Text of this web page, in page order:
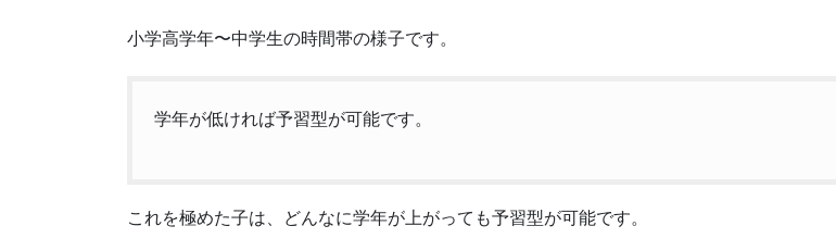
小学高学年〜中学生の時間帯の様子です。
学年が低ければ予習型が可能です。
これを極めた子は、どんなに学年が上がっても予習型が可能です。